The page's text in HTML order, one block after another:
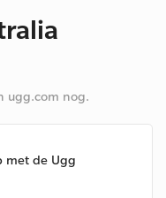
ugg.com nog.
met de Ugg